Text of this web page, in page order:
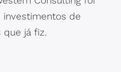
de
já fiz.